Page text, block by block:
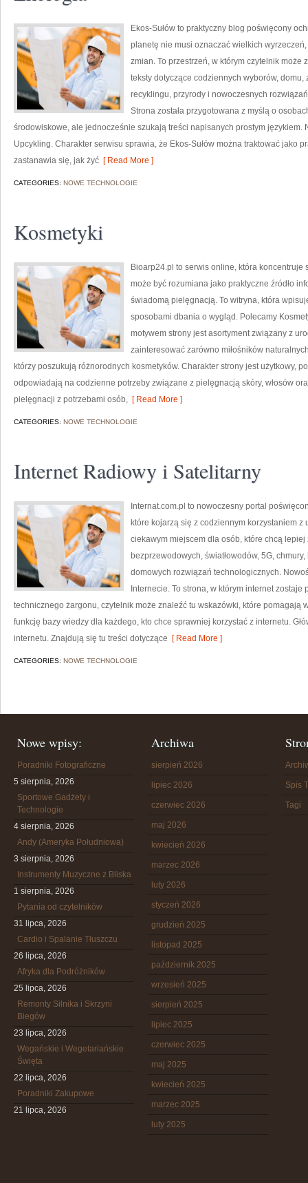
Ekos-Sułów to praktyczny blog poświęcony
planetę nie musi oznaczać wielkich
zmian. To przestrzeń, w którym czytelnik może
teksty dotyczące codziennych wyborów,
recyklingu, przyrody i nowoczesnych
Strona została przygotowana z myślą o
środowiskowe, ale jednocześnie szukają treści napisanych prostym językiem.
Upcykling. Charakter serwisu sprawia, że Ekos-Sułów można traktować jako
zastanawia się, jak żyć [ Read More ]
CATEGORIES: NOWE TECHNOLOGIE
Kosmetyki
Bioarp24.pl to serwis online, która koncentruje
może być rozumiana jako praktyczne źródło
świadomą pielęgnacją. To witryna, która
sposobami dbania o wygląd. Polecamy
motywem strony jest asortyment związany z
zainteresować zarówno miłośników
którzy poszukują różnorodnych kosmetyków. Charakter strony jest użytkowy,
odpowiadają na codzienne potrzeby związane z pielęgnacją skóry, włosów
pielęgnacji z potrzebami osób, [ Read More ]
CATEGORIES: NOWE TECHNOLOGIE
Internet Radiowy i Satelitarny
Internat.com.pl to nowoczesny portal
które kojarzą się z codziennym korzystaniem
ciekawym miejscem dla osób, które chcą
bezprzewodowych, światłowodów, 5G,
domowych rozwiązań technologicznych.
Internecie. To strona, w którym internet zostaje
technicznego żargonu, czytelnik może znaleźć tu wskazówki, które pomagają
funkcję bazy wiedzy dla każdego, kto chce sprawniej korzystać z internetu.
internetu. Znajdują się tu treści dotyczące [ Read More ]
CATEGORIES: NOWE TECHNOLOGIE
Nowe wpisy:
Poradniki Fotograficzne
5 sierpnia, 2026
Sportowe Gadżety i
Technologie
4 sierpnia, 2026
Andy (Ameryka Południowa)
3 sierpnia, 2026
Instrumenty Muzyczne z Bliska
1 sierpnia, 2026
Pytania od czytelników
31 lipca, 2026
Cardio i Spalanie Tłuszczu
26 lipca, 2026
Afryka dla Podróżników
25 lipca, 2026
Remonty Silnika i Skrzyni
Biegów
23 lipca, 2026
Wegańskie i Wegetariańskie
Święta
22 lipca, 2026
Poradniki Zakupowe
21 lipca, 2026
Archiwa
sierpień 2026
lipiec 2026
czerwiec 2026
maj 2026
kwiecień 2026
marzec 2026
luty 2026
styczeń 2026
grudzień 2025
listopad 2025
październik 2025
wrzesień 2025
sierpień 2025
lipiec 2025
czerwiec 2025
maj 2025
kwiecień 2025
marzec 2025
luty 2025
Spis
Tagi